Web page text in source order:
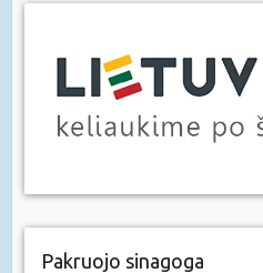
Pakruojo sinagoga